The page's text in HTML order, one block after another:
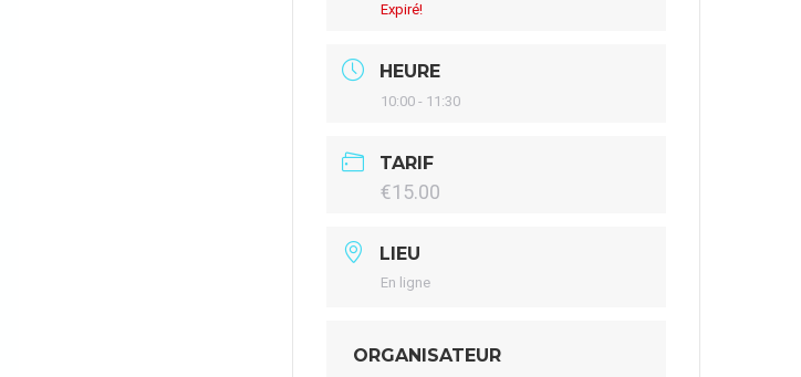
Expiré!
HEURE
10:00 - 11:30
TARIF
€15.00
LIEU
En ligne
ORGANISATEUR